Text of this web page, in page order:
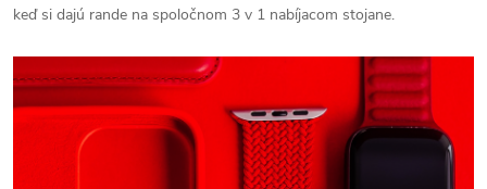
keď si dajú rande na spoločnom 3 v 1 nabíjacom stojane.